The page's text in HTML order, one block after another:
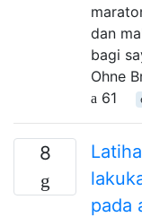
dan
bagi
Ohne
61
8
pada